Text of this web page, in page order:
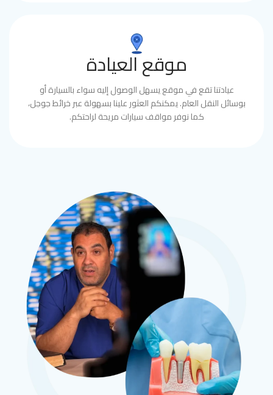
موقع العيادة
عيادتنا تقع في موقع يسهل الوصول إليه سواء بالسيارة أو
بوسائل النقل العام. يمكنكم العثور علينا بسهولة عبر خرائط جوجل،
كما نوفر مواقف سيارات مريحة لراحتكم.